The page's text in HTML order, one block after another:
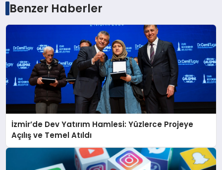
Benzer Haberler
İzmir’de Dev Yatırım Hamlesi: Yüzlerce Projeye
Açılış ve Temel Atıldı